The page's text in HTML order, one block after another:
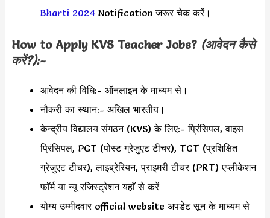
Bharti 2024 Notification जरूर चेक करें।
How to Apply KVS Teacher Jobs?(आवेदन कैसे
करें?):-
आवेदन की विधि:- ऑनलाइन के माध्यम से।
नौकरी का स्थान:- अखिल भारतीय।
केन्द्रीय विद्यालय संगठन (KVS) के लिए:- प्रिंसिपल, वाइस
प्रिंसिपल, PGT (पोस्ट ग्रेजुएट टीचर), TGT (प्रशिक्षित
ग्रेजुएट टीचर), लाइब्रेरियन, प्राइमरी टीचर (PRT) एप्लीकेशन
फॉर्म या न्यू रजिस्ट्रेशन यहाँ से करें
योग्य उम्मीदवार official website अपडेट सून के माध्यम से